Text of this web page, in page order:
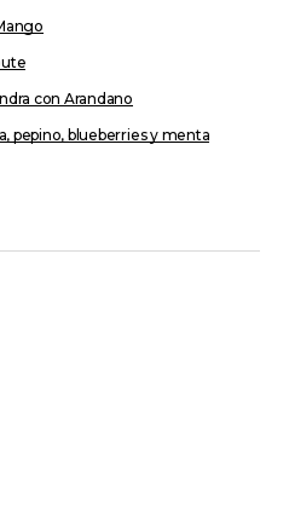
con Arandano
pepino, blueberries y menta